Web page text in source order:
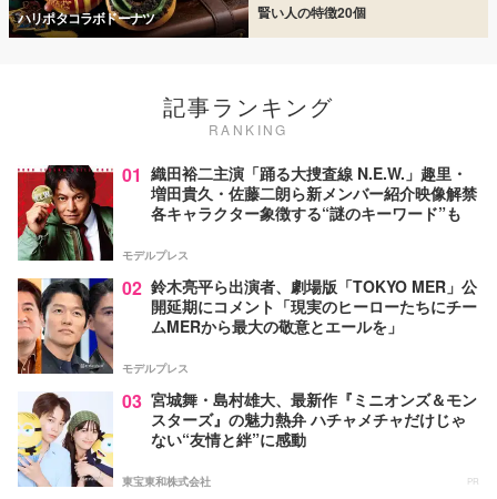
ハリポタコラボドーナツ 賢い人の特徴20個
記事ランキング
RANKING
01 織田裕二主演「踊る大捜査線 N.E.W.」趣里・
増田貴久・佐藤二朗ら新メンバー紹介映像解禁
各キャラクター象徴する“謎のキーワード”も
モデルプレス
02 鈴木亮平ら出演者、劇場版「TOKYO MER」公
開延期にコメント「現実のヒーローたちにチー
ムMERから最大の敬意とエールを」
モデルプレス
03 宮城舞・島村雄大、最新作『ミニオンズ＆モン
スターズ』の魅力熱弁 ハチャメチャだけじゃ
ない“友情と絆”に感動
東宝東和株式会社 PR